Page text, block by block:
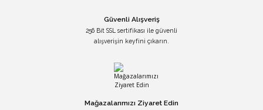
Güvenli Alışveriş
256 Bit SSL sertifikası ile güvenli
alışverişin keyfini çıkarın.
Mağazalarımızı Ziyaret Edin